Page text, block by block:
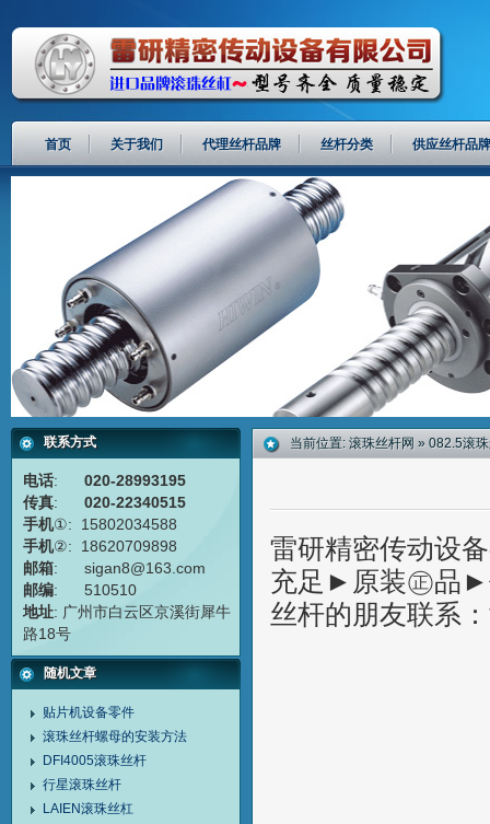
首页 关于我们 代理丝杆品牌 丝杆分类 供应丝杆品牌
联系方式
电话: 020-28993195
传真:
020-22340515
手机①: 15802034588
手机②: 18620709898
邮箱: sigan8@163.com
邮编: 510510
地址: 广州市白云区京溪街犀牛
路18号
随机文章
贴片机设备零件
滚珠丝杆螺母的安装方法
DFI4005滚珠丝杆
行星滚珠丝杆
LAIEN滚珠丝杠
当前位置: 滚珠丝杆网 » 082.5滚
雷研精密传动设
充足►原装㊣品►
丝杆的朋友联系